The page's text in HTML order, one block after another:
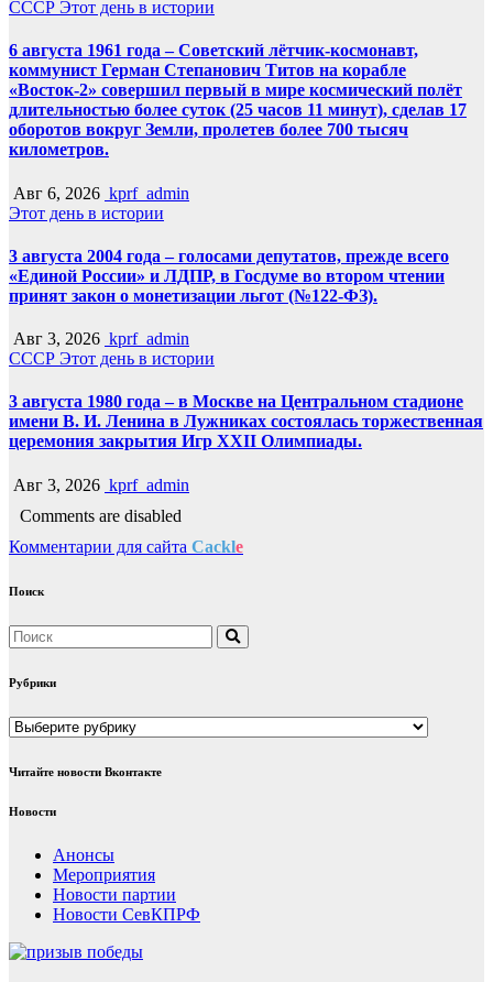
СССР Этот день в истории
6 августа 1961 года – Советский лётчик-космонавт,
коммунист Герман Степанович Титов на корабле
«Восток-2» совершил первый в мире космический полёт
длительностью более суток (25 часов 11 минут), сделав 17
оборотов вокруг Земли, пролетев более 700 тысяч
километров.
Авг 6, 2026 kprf_admin
Этот день в истории
3 августа 2004 года – голосами депутатов, прежде всего
«Единой России» и ЛДПР, в Госдуме во втором чтении
принят закон о монетизации льгот (№122-ФЗ).
Авг 3, 2026 kprf_admin
СССР Этот день в истории
3 августа 1980 года – в Москве на Центральном стадионе
имени В. И. Ленина в Лужниках состоялась торжественная
церемония закрытия Игр XXII Олимпиады.
Авг 3, 2026 kprf_admin
Comments are disabled
Комментарии для сайта Cackle
Поиск
Рубрики
Рубрики
Читайте новости Вконтакте
Новости
Анонсы
Мероприятия
Новости партии
Новости СевКПРФ